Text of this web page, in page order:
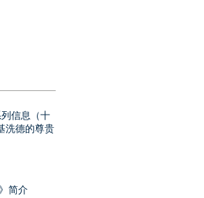
信息（十
德的尊贵
简介